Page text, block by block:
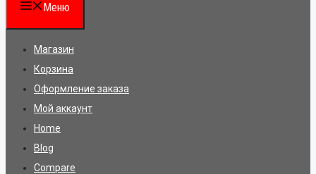
Меню
Магазин
Корзина
Оформление заказа
Мой аккаунт
Home
Blog
Compare